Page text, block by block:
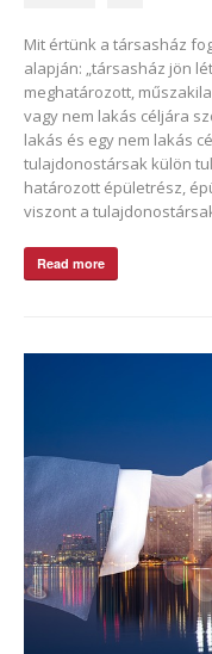
Mit értünk a társasház
alapján: „társasház jön
meghatározott,
vagy nem lakás céljára
lakás és egy nem lakás
tulajdonostársak külön
határozott épületrész,
viszont a
Read more